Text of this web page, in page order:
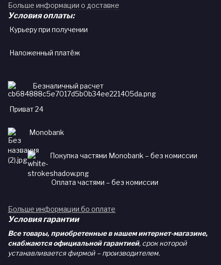
Больше информации о доставке
Условия оплаты:
Курьеру при получении
Наложенный платёж
Безналичный расчет
Приват 24
Monobank
Покупка частями Monobank – без комиссии
Оплата частями – без комиссии
Больше информации бо оплате
Условия гарантии
Все товары, приобретенные в нашем интернет-магазине,
снабжаются официальной гарантией, срок которой
устанавливается фирмой – производителем.